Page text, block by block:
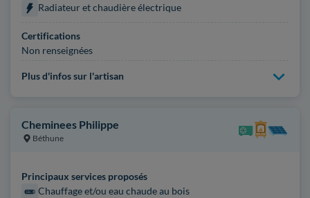
Radiateur et chaudière électrique
Certifications
Non renseignées
Plus d'infos sur l'artisan
Cheminees Philippe
Béthune
Principaux services proposés
Chauffage et/ou eau chaude au bois